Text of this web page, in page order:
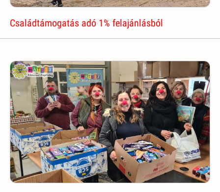
Családtámogatás adó 1% felajánlásból